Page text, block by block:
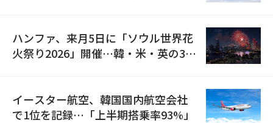
ハンファ、来月5日に「ソウル世界花
火祭り2026」開催…韓・米・英の3カ
イースター航空、韓国国内航空会社
で1位を記録…「上半期搭乗率93%」